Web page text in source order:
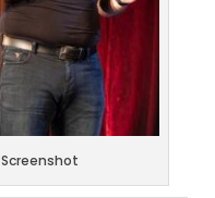
Screenshot